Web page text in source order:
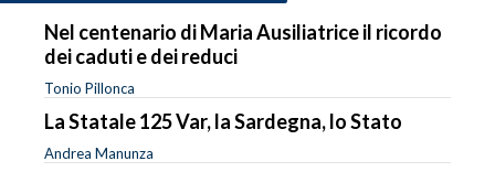
Nel centenario di Maria Ausiliatrice il ricordo
dei caduti e dei reduci
Tonio Pillonca
La Statale 125 Var, la Sardegna, lo Stato
Andrea Manunza